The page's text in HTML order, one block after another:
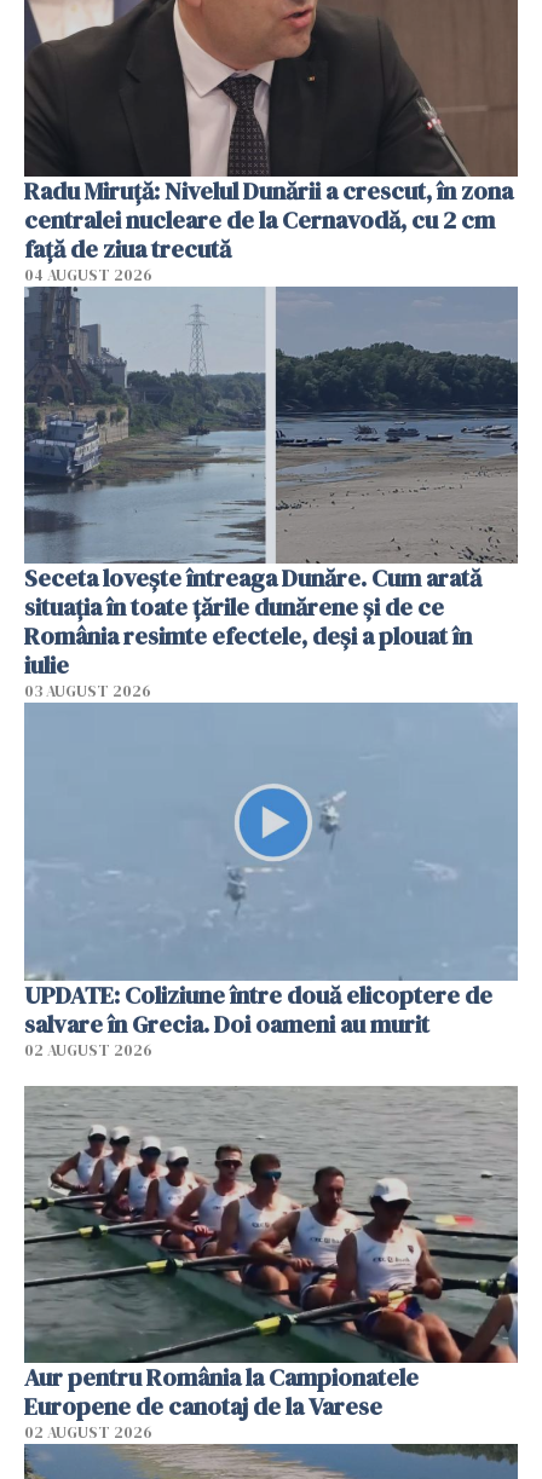
Radu Miruţă: Nivelul Dunării a crescut, în zona
centralei nucleare de la Cernavodă, cu 2 cm
faţă de ziua trecută
04 AUGUST 2026
Seceta lovește întreaga Dunăre. Cum arată
situația în toate țările dunărene și de ce
România resimte efectele, deși a plouat în
iulie
03 AUGUST 2026
UPDATE: Coliziune între două elicoptere de
salvare în Grecia. Doi oameni au murit
02 AUGUST 2026
Aur pentru România la Campionatele
Europene de canotaj de la Varese
02 AUGUST 2026